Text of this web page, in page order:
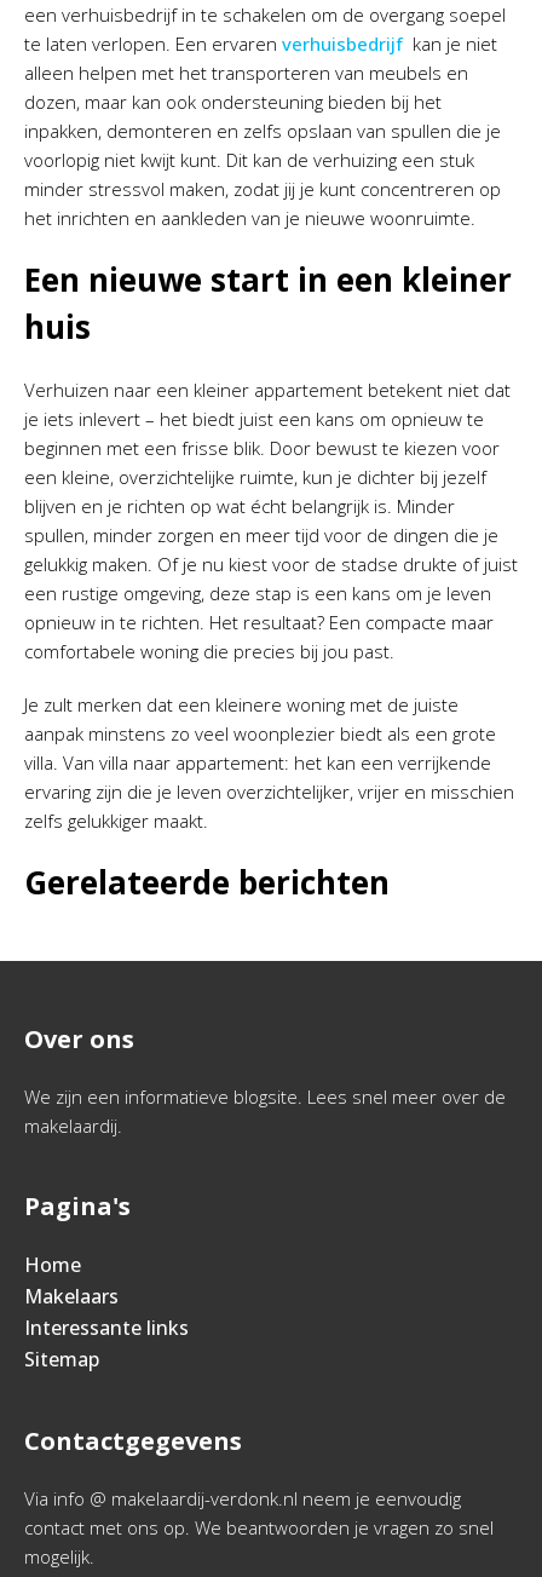
een verhuisbedrijf in te schakelen om de overgang soepel
te laten verlopen. Een ervaren verhuisbedrijfkan je niet
alleen helpen met het transporteren van meubels en
dozen, maar kan ook ondersteuning bieden bij het
inpakken, demonteren en zelfs opslaan van spullen die je
voorlopig niet kwijt kunt. Dit kan de verhuizing een stuk
minder stressvol maken, zodat jij je kunt concentreren op
het inrichten en aankleden van je nieuwe woonruimte.
Een nieuwe start in een kleiner
huis
Verhuizen naar een kleiner appartement betekent niet dat
je iets inlevert – het biedt juist een kans om opnieuw te
beginnen met een frisse blik. Door bewust te kiezen voor
een kleine, overzichtelijke ruimte, kun je dichter bij jezelf
blijven en je richten op wat écht belangrijk is. Minder
spullen, minder zorgen en meer tijd voor de dingen die je
gelukkig maken. Of je nu kiest voor de stadse drukte of juist
een rustige omgeving, deze stap is een kans om je leven
opnieuw in te richten. Het resultaat? Een compacte maar
comfortabele woning die precies bij jou past.
Je zult merken dat een kleinere woning met de juiste
aanpak minstens zo veel woonplezier biedt als een grote
villa. Van villa naar appartement: het kan een verrijkende
ervaring zijn die je leven overzichtelijker, vrijer en misschien
zelfs gelukkiger maakt.
Gerelateerde berichten
Over ons
We zijn een informatieve blogsite. Lees snel meer over de
makelaardij.
Pagina's
Home
Makelaars
Interessante links
Sitemap
Contactgegevens
Via info @ makelaardij-verdonk.nl neem je eenvoudig
contact met ons op. We beantwoorden je vragen zo snel
mogelijk.